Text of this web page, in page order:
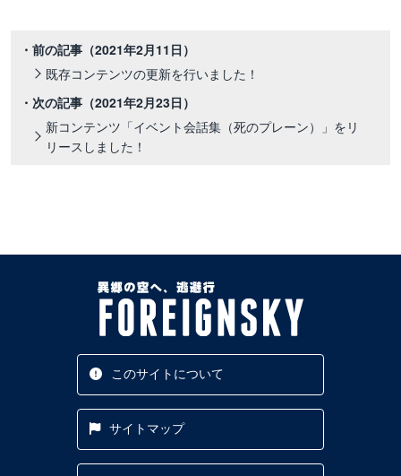
・前の記事 （2021年2月11日）
既存コンテンツの更新を行いました！
・次の記事 （2021年2月23日）
新コンテンツ「イベント会話集（死のプレーン）」をリ
リースしました！
このサイトについて
サイトマップ